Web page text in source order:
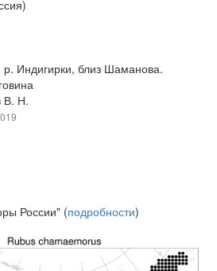
Индигирки, близ Шаманова.
В. Н.
России" (подробности)